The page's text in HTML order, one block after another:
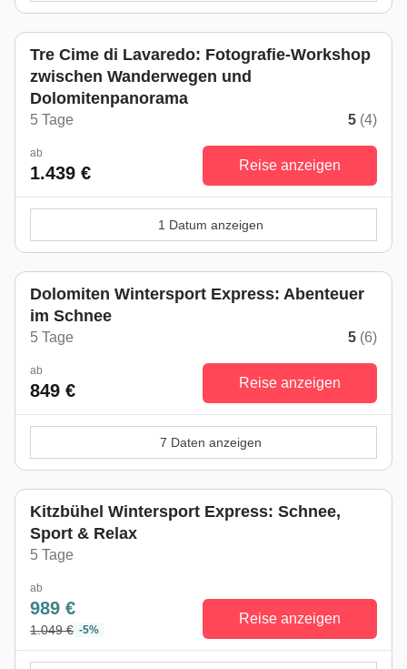
Tre Cime di Lavaredo: Fotografie-Workshop
zwischen Wanderwegen und
Dolomitenpanorama
5 Tage 5 (4)
ab
1.439 € Reise anzeigen
1 Datum anzeigen
Dolomiten Wintersport Express: Abenteuer
im Schnee
5 Tage 5 (6)
ab
849 € Reise anzeigen
7 Daten anzeigen
Kitzbühel Wintersport Express: Schnee,
Sport & Relax
5 Tage
ab
989 €
1.049 € -5%
Reise anzeigen